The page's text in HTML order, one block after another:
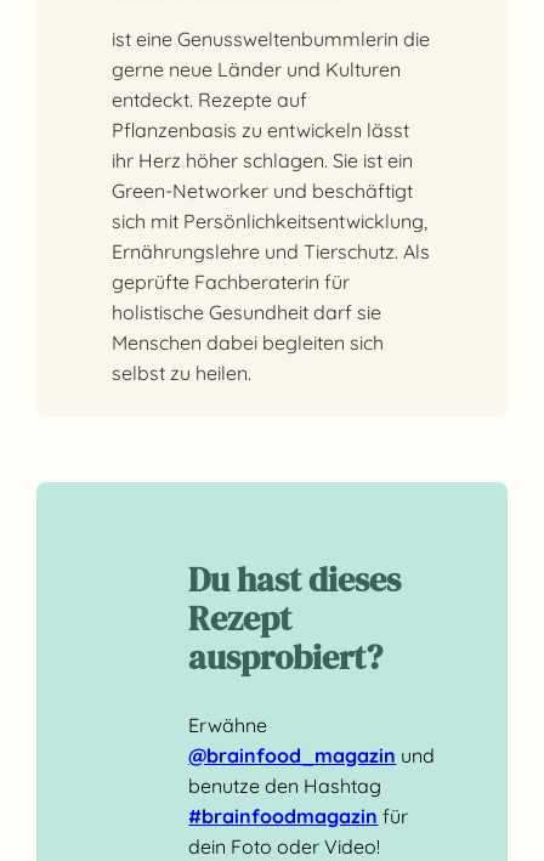
ist eine Genussweltenbummlerin die
gerne neue Länder und Kulturen
entdeckt. Rezepte auf
Pflanzenbasis zu entwickeln lässt
ihr Herz höher schlagen. Sie ist ein
Green-Networker und beschäftigt
sich mit Persönlichkeitsentwicklung,
Ernährungslehre und Tierschutz. Als
geprüfte Fachberaterin für
holistische Gesundheit darf sie
Menschen dabei begleiten sich
selbst zu heilen.
Du hast dieses
Rezept
ausprobiert?
Erwähne
@brainfood_magazin und
benutze den Hashtag
#brainfoodmagazin für
dein Foto oder Video!